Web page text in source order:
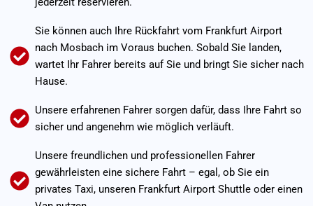
Sie können auch Ihre Rückfahrt vom Frankfurt Airport
nach Mosbach im Voraus buchen. Sobald Sie landen,
wartet Ihr Fahrer bereits auf Sie und bringt Sie sicher nach
Hause.
Unsere erfahrenen Fahrer sorgen dafür, dass Ihre Fahrt so
sicher und angenehm wie möglich verläuft.
Unsere freundlichen und professionellen Fahrer
gewährleisten eine sichere Fahrt – egal, ob Sie ein
privates Taxi, unseren Frankfurt Airport Shuttle oder einen